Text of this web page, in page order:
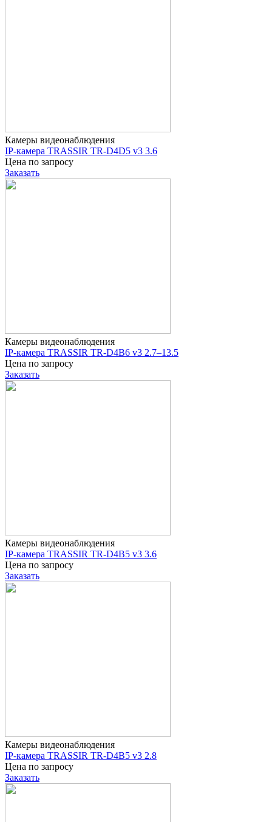
Камеры видеонаблюдения
IP-камера TRASSIR TR-D4D5 v3 3.6
Цена по запросу
Заказать
Камеры видеонаблюдения
IP-камера TRASSIR TR-D4B6 v3 2.7–13.5
Цена по запросу
Заказать
Камеры видеонаблюдения
IP-камера TRASSIR TR-D4B5 v3 3.6
Цена по запросу
Заказать
Камеры видеонаблюдения
IP-камера TRASSIR TR-D4B5 v3 2.8
Цена по запросу
Заказать